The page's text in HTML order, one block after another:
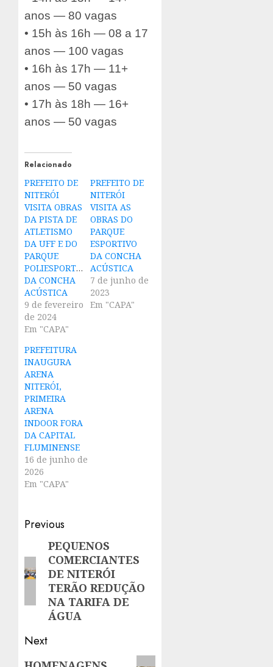
anos — 80 vagas
• 15h às 16h — 08 a 17
anos — 100 vagas
• 16h às 17h — 11+
anos — 50 vagas
• 17h às 18h — 16+
anos — 50 vagas
Relacionado
PREFEITO DE
NITERÓI
VISITA OBRAS
DA PISTA DE
ATLETISMO
DA UFF E DO
PARQUE
POLIESPORTIVO
DA CONCHA
ACÚSTICA
9 de fevereiro
de 2024
Em "CAPA"
PREFEITO DE
NITERÓI
VISITA AS
OBRAS DO
PARQUE
ESPORTIVO
DA CONCHA
ACÚSTICA
7 de junho de
2023
Em "CAPA"
PREFEITURA
INAUGURA
ARENA
NITERÓI,
PRIMEIRA
ARENA
INDOOR FORA
DA CAPITAL
FLUMINENSE
16 de junho de
2026
Em "CAPA"
Post
navigation
Previous
Previous
post:
PEQUENOS
COMERCIANTES
DE NITERÓI
TERÃO REDUÇÃO
NA TARIFA DE
ÁGUA
Next
Next